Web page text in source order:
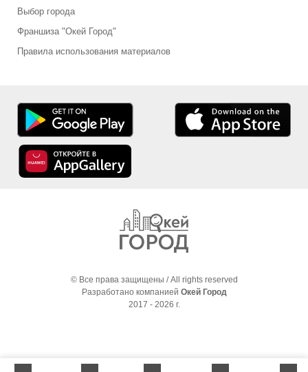
Выбор города
Франшиза "Окей Город"
Правила использования материалов
© Все права защищены / All rights reserved
Разработано компанией Окей Город
2017 - 2026 г.